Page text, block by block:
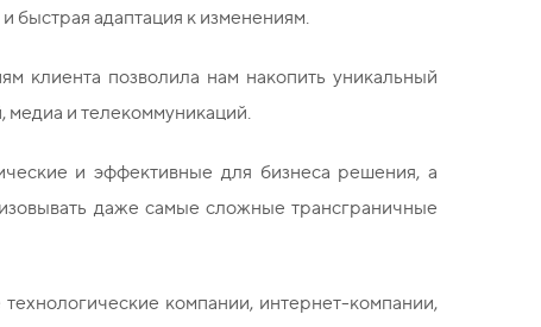
быстрая адаптация к изменениям.
клиента позволила нам накопить уникальный
медиа и телекоммуникаций.
и эффективные для бизнеса решения, а
даже самые сложные трансграничные
компании, интернет-компании,